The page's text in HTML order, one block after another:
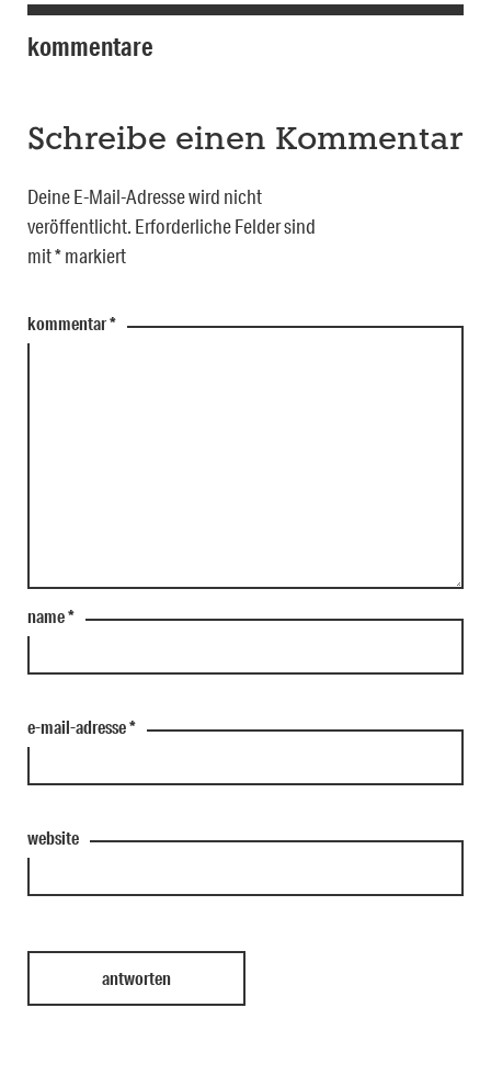
kommentare
Schreibe einen Kommentar
Deine E-Mail-Adresse wird nicht
veröffentlicht. Erforderliche Felder sind
mit*markiert
kommentar*
name*
e-mail-adresse*
website